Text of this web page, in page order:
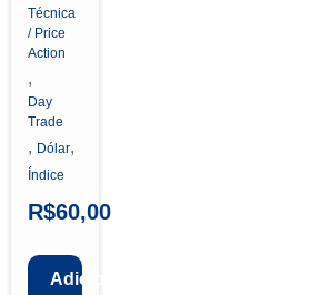
Técnica
/ Price
Action
,
Day
Trade
, Dólar,
Índice
R$60,00
Adicionar